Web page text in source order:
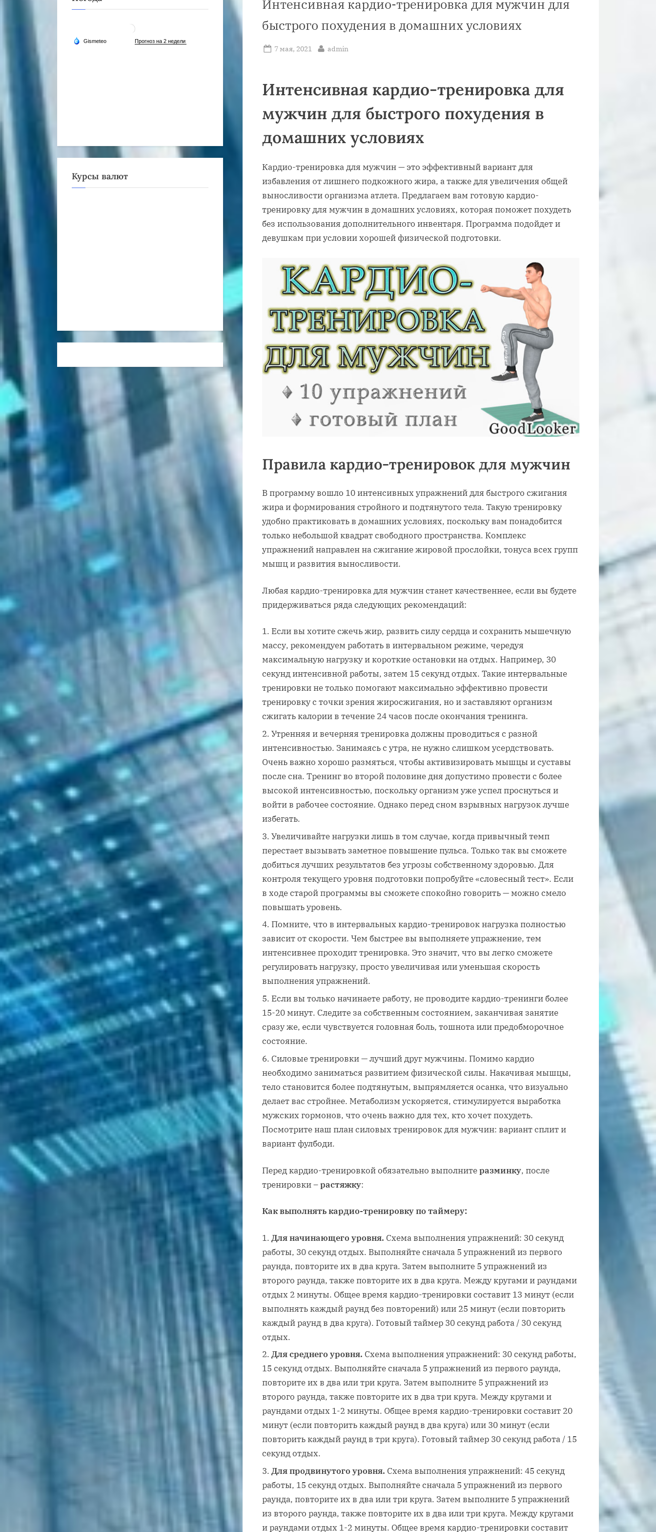
Интенсивная кардио-тренировка для мужчин для
быстрого похудения в домашних условиях
Posted
7 мая, 2021 By
admin
Интенсивная кардио-тренировка для
мужчин для быстрого похудения в
домашних условиях
Кардио-тренировка для мужчин — это эффективный вариант для
избавления от лишнего подкожного жира, а также для увеличения общей
выносливости организма атлета. Предлагаем вам готовую кардио-
тренировку для мужчин в домашних условиях, которая поможет похудеть
без использования дополнительного инвентаря. Программа подойдет и
девушкам при условии хорошей физической подготовки.
Правила кардио-тренировок для мужчин
В программу вошло 10 интенсивных упражнений для быстрого сжигания
жира и формирования стройного и подтянутого тела. Такую тренировку
удобно практиковать в домашних условиях, поскольку вам понадобится
только небольшой квадрат свободного пространства. Комплекс
упражнений направлен на сжигание жировой прослойки, тонуса всех групп
мышц и развития выносливости.
Любая кардио-тренировка для мужчин станет качественнее, если вы будете
придерживаться ряда следующих рекомендаций:
Если вы хотите сжечь жир, развить силу сердца и сохранить мышечную
массу, рекомендуем работать в интервальном режиме, чередуя
максимальную нагрузку и короткие остановки на отдых. Например, 30
секунд интенсивной работы, затем 15 секунд отдых. Такие интервальные
тренировки не только помогают максимально эффективно провести
тренировку с точки зрения жиросжигания, но и заставляют организм
сжигать калории в течение 24 часов после окончания тренинга.
Утренняя и вечерняя тренировка должны проводиться с разной
интенсивностью. Занимаясь с утра, не нужно слишком усердствовать.
Очень важно хорошо размяться, чтобы активизировать мышцы и суставы
после сна. Тренинг во второй половине дня допустимо провести с более
высокой интенсивностью, поскольку организм уже успел проснуться и
войти в рабочее состояние. Однако перед сном взрывных нагрузок лучше
избегать.
Увеличивайте нагрузки лишь в том случае, когда привычный темп
перестает вызывать заметное повышение пульса. Только так вы сможете
добиться лучших результатов без угрозы собственному здоровью. Для
контроля текущего уровня подготовки попробуйте «словесный тест». Если
в ходе старой программы вы сможете спокойно говорить — можно смело
повышать уровень.
Помните, что в интервальных кардио-тренировок нагрузка полностью
зависит от скорости. Чем быстрее вы выполняете упражнение, тем
интенсивнее проходит тренировка. Это значит, что вы легко сможете
регулировать нагрузку, просто увеличивая или уменьшая скорость
выполнения упражнений.
Если вы только начинаете работу, не проводите кардио-тренинги более
15-20 минут. Следите за собственным состоянием, заканчивая занятие
сразу же, если чувствуется головная боль, тошнота или предобморочное
состояние.
Силовые тренировки — лучший друг мужчины. Помимо кардио
необходимо заниматься развитием физической силы. Накачивая мышцы,
тело становится более подтянутым, выпрямляется осанка, что визуально
делает вас стройнее. Метаболизм ускоряется, стимулируется выработка
мужских гормонов, что очень важно для тех, кто хочет похудеть.
Посмотрите наш план силовых тренировок для мужчин: вариант сплит и
вариант фулбоди.
Перед кардио-тренировкой обязательно выполнитеразминку, после
тренировки –растяжку:
Как выполнять кардио-тренировку по таймеру:
Для начинающего уровня. Схема выполнения упражнений: 30 секунд
работы, 30 секунд отдых. Выполняйте сначала 5 упражнений из первого
раунда, повторите их в два круга. Затем выполните 5 упражнений из
второго раунда, также повторите их в два круга. Между кругами и раундами
отдых 2 минуты. Общее время кардио-тренировки составит 13 минут (если
выполнять каждый раунд без повторений) или 25 минут (если повторить
каждый раунд в два круга). Готовый таймер 30 секунд работа / 30 секунд
отдых.
Для среднего уровня. Схема выполнения упражнений: 30 секунд работы,
15 секунд отдых. Выполняйте сначала 5 упражнений из первого раунда,
повторите их в два или три круга. Затем выполните 5 упражнений из
второго раунда, также повторите их в два три круга. Между кругами и
раундами отдых 1-2 минуты. Общее время кардио-тренировки составит 20
минут (если повторить каждый раунд в два круга) или 30 минут (если
повторить каждый раунд в три круга). Готовый таймер 30 секунд работа / 15
секунд отдых.
Для продвинутого уровня. Схема выполнения упражнений: 45 секунд
работы, 15 секунд отдых. Выполняйте сначала 5 упражнений из первого
раунда, повторите их в два или три круга. Затем выполните 5 упражнений
из второго раунда, также повторите их в два или три круга. Между кругами
и раундами отдых 1-2 минуты. Общее время кардио-тренировки составит
Курсы валют